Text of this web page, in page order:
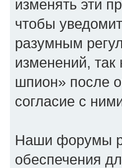
изменять эти
чтобы
разумным
изменений,
шпион» после
согласие с
Наши форумы
обеспечения